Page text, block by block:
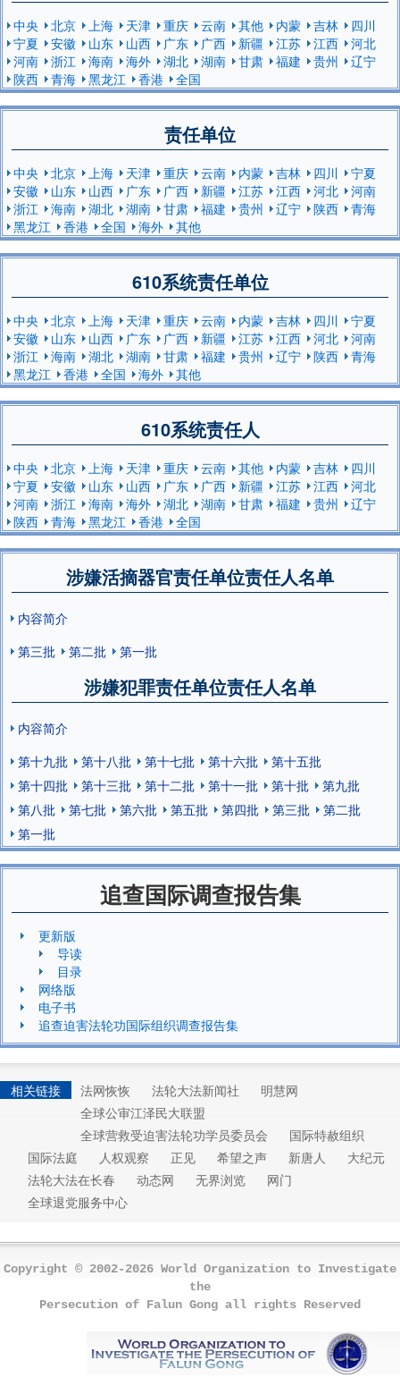
中央 北京 上海 天津 重庆 云南 其他 内蒙 吉林
四川
宁夏
安徽 山东 山西 广东 广西 新疆 江苏 江西
河北
河南
浙江 海南 海外 湖北 湖南 甘肃 福建 贵州
辽宁
陕西
青海 黑龙江 香港 全国
责任单位
中央 北京 上海 天津 重庆 云南 内蒙 吉林 四川
宁夏
安徽
山东 山西 广东 广西 新疆 江苏 江西 河北
河南
浙江
海南 湖北 湖南 甘肃 福建 贵州 辽宁 陕西
青海
黑龙江
香港 全国 海外 其他
610系统责任单位
中央 北京 上海 天津 重庆 云南 内蒙 吉林 四川
宁夏
安徽
山东 山西 广东 广西 新疆 江苏 江西 河北
河南
浙江
海南 湖北 湖南 甘肃 福建 贵州 辽宁 陕西
青海
黑龙江
香港 全国 海外 其他
610系统责任人
中央 北京 上海 天津 重庆 云南 其他 内蒙 吉林
四川
宁夏
安徽 山东 山西 广东 广西 新疆 江苏 江西
河北
河南
浙江 海南 海外 湖北 湖南 甘肃 福建 贵州
辽宁
陕西
青海 黑龙江 香港 全国
涉嫌活摘器官责任单位责任人名单
内容简介
第三批
第二批 第一批
涉嫌犯罪责任单位责任人名单
内容简介
第十九批
第十八批 第十七批 第十六批
第十五批
第十四批
第十三批 第十二批 第十一批 第十批
第九批
第八批
第七批 第六批 第五批 第四批 第三批
第二批
第一批
追查国际调查报告集
更新版
导读
目录
网络版
电子书
追查迫害法轮功国际组织调查报告集
相关链接 法网恢恢 法轮大法新闻社
明慧网
全球公审江泽民大联盟
全球营救受迫害法轮功学员委员会
国际特赦组织
国际法庭
人权观察 正见 希望之声 新唐人
大纪元
法轮大法在长春
动态网 无界浏览
网门
全球退党服务中心
Copyright © 2002-2026 World Organization to Investigate
the
Persecution of Falun Gong all rights Reserved